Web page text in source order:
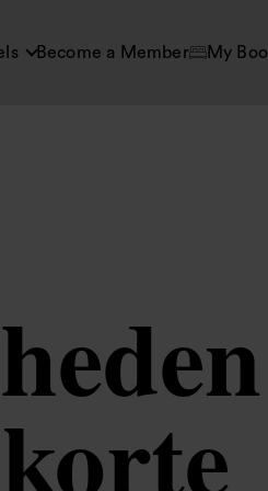
Become a Member My